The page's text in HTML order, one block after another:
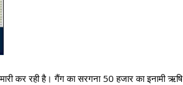
कर रही है। गैंग का सरगना 50 हजार का इनामी ऋषि